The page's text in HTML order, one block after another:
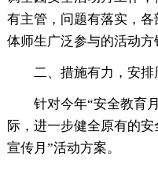
有主管，问题有落实，
体师生广泛参与的活动方
二、措施有力，安排
针对今年“安全教育
际，进一步健全原有的
宣传月”活动方案。